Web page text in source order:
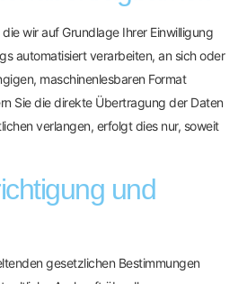
wir auf Grundlage Ihrer Einwilligung
automatisiert verarbeiten, an sich oder
maschinenlesbaren Format
Sie die direkte Übertragung der Daten
verlangen, erfolgt dies nur, soweit
und
gesetzlichen Bestimmungen